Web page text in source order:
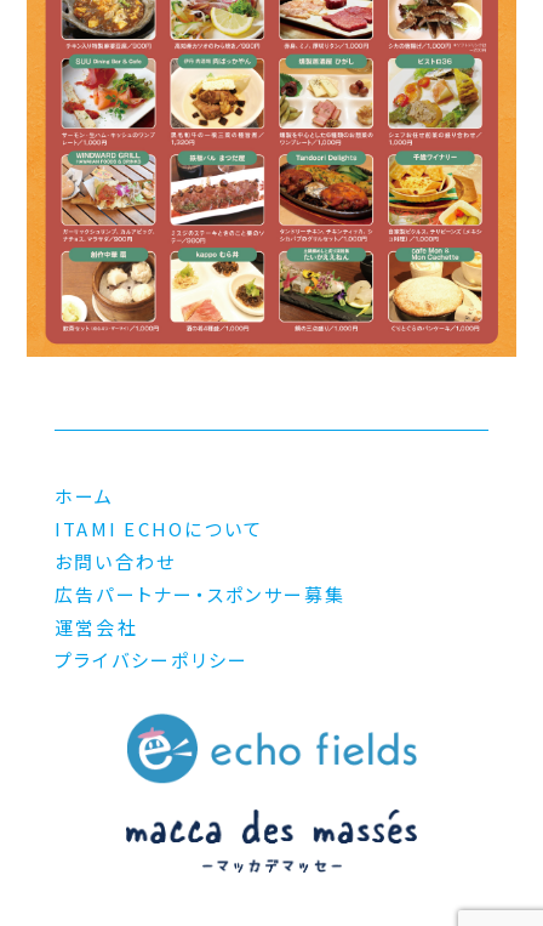
ホーム
ITAMI ECHOについて
お問い合わせ
広告パートナー・スポンサー募集
運営会社
プライバシーポリシー